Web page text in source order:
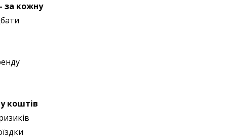
за кожну
коштів